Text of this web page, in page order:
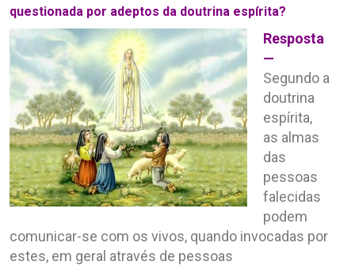
questionada por adeptos da doutrina espírita?
Resposta
—
Segundo a
doutrina
espírita,
as almas
das
pessoas
falecidas
podem
comunicar-se com os vivos, quando invocadas por
estes, em geral através de pessoas